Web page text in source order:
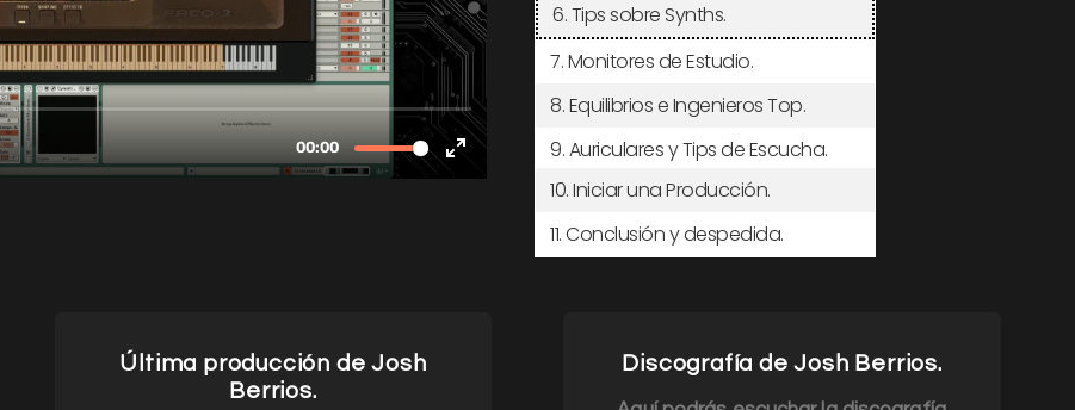
6. Tips sobre Synths.
7. Monitores de Estudio.
8. Equilibrios e Ingenieros Top.
9. Auriculares y Tips de Escucha.
10. Iniciar una Producción.
11. Conclusión y despedida.
Última producción de Josh
Berrios.
Discografía de Josh Berrios.